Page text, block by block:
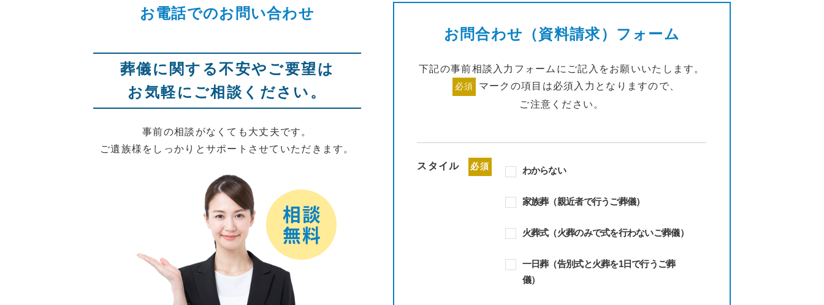
お電話でのお問い合わせ
葬儀に関する不安やご要望は
お気軽にご相談ください。
事前の相談がなくても大丈夫です。
ご遺族様をしっかりとサポートさせていただきます。
お問合わせ（資料請求）フォーム
下記の事前相談入力フォームにご記入をお願いいたします。
必須
マークの項目は必須入力となりますので、
ご注意ください。
スタイル 必須 わからない
家族葬（親近者で行うご葬儀）
火葬式（火葬のみで式を行わないご葬儀）
一日葬（告別式と火葬を1日で行うご葬
儀）